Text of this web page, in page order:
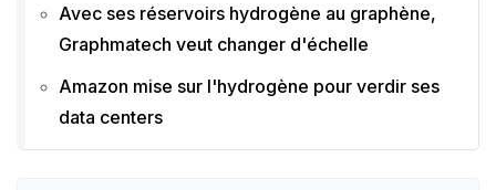
Avec ses réservoirs hydrogène au graphène,
Graphmatech veut changer d'échelle
Amazon mise sur l'hydrogène pour verdir ses
data centers